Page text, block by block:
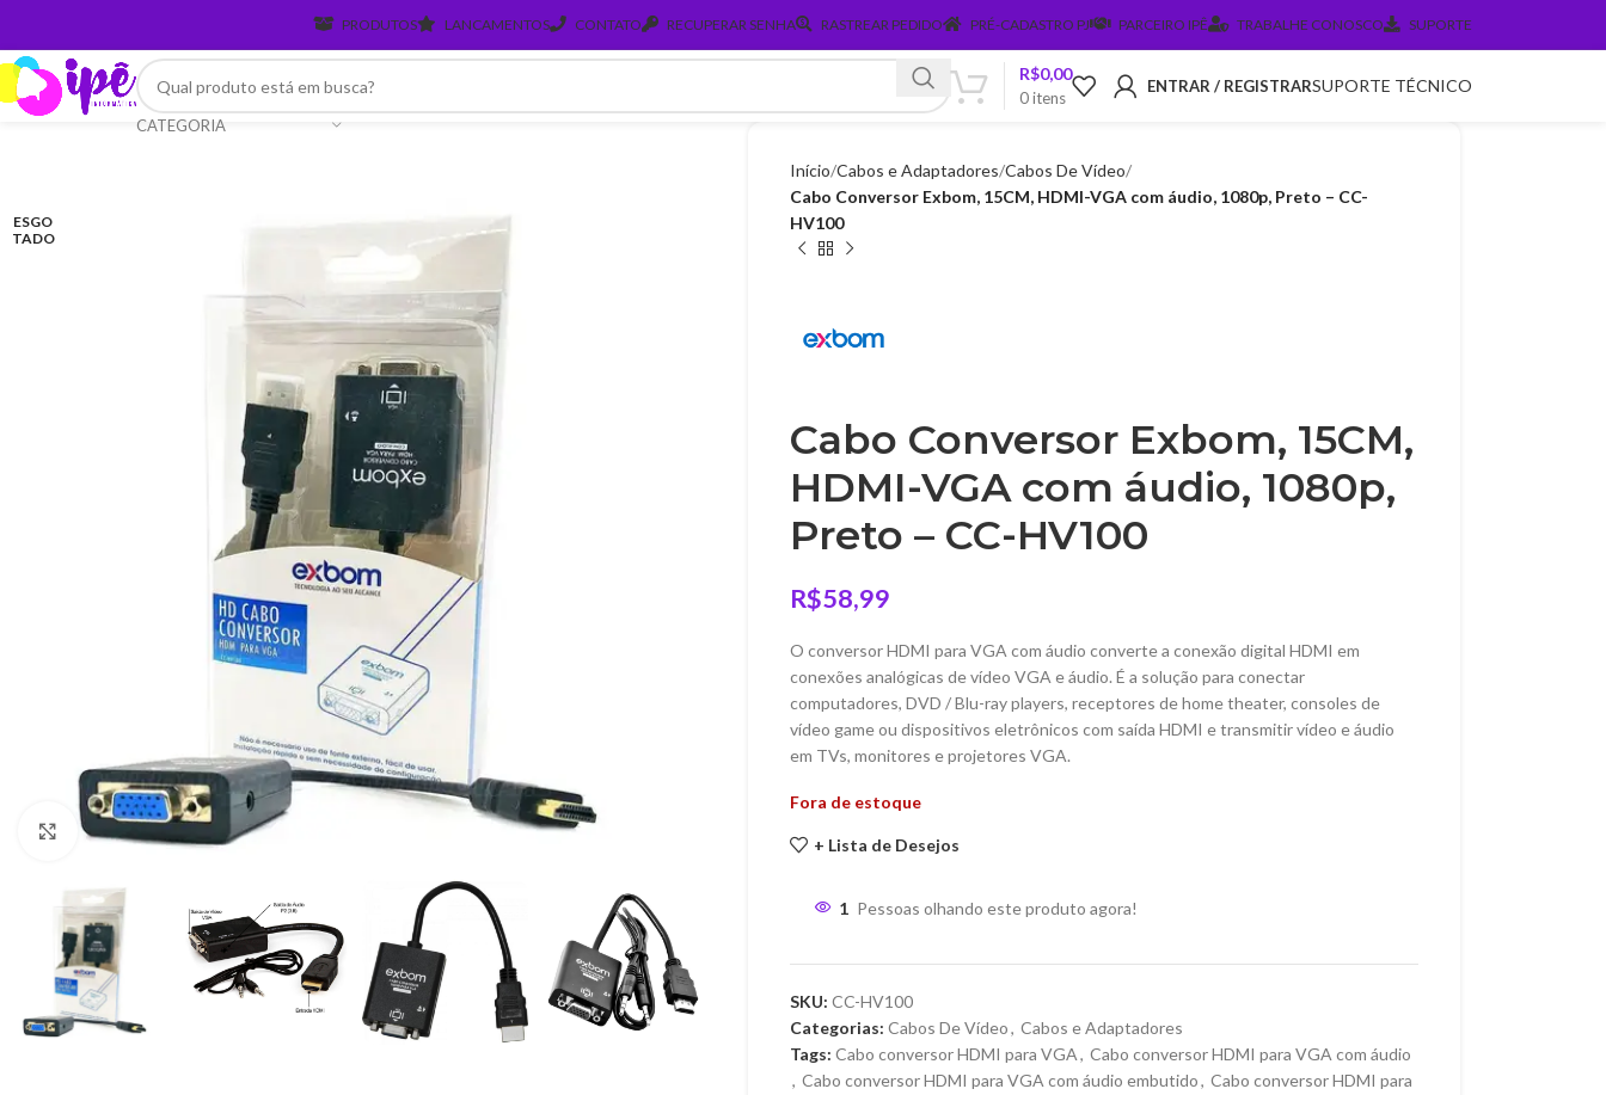
PRODUTOS LANCAMENTOS CONTATO RECUPERAR SENHA RASTREAR PEDIDO PRÉ-CADASTRO PJ PARCEIRO IPÊ TRABALHE CONOSCO SUPORTE
CATEGORIA
0itens
R$0,00
ENTRAR / REGISTRARSUPORTE TÉCNICO
ESGO
TADO
Clique para ampliar
Início Cabos e Adaptadores Cabos De Vídeo
Cabo Conversor Exbom, 15CM, HDMI-VGA com áudio, 1080p, Preto – CC-
HV100
Cabo Conversor Exbom, 15CM,
HDMI-VGA com áudio, 1080p,
Preto – CC-HV100
R$58,99
O conversor HDMI para VGA com áudio converte a conexão digital HDMI em
conexões analógicas de vídeo VGA e áudio. É a solução para conectar
computadores, DVD / Blu-ray players, receptores de home theater, consoles de
vídeo game ou dispositivos eletrônicos com saída HDMI e transmitir vídeo e áudio
em TVs, monitores e projetores VGA.
Fora de estoque
+ Lista de Desejos
1 Pessoas olhando este produto agora!
SKU: CC-HV100
Categorias: Cabos De Vídeo, Cabos e Adaptadores
Tags: Cabo conversor HDMI para VGA, Cabo conversor HDMI para VGA com áudio
, Cabo conversor HDMI para VGA com áudio embutido, Cabo conversor HDMI para